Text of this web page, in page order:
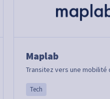
Maplab
Transitez vers une mobilité
Tech